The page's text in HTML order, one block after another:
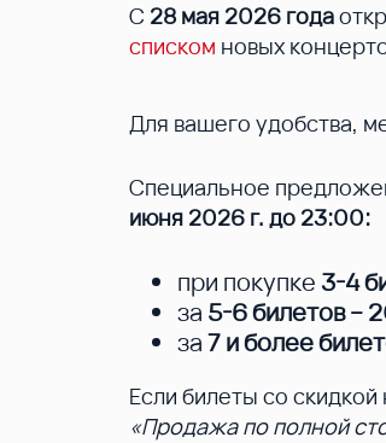
С 28 мая 2026 года
списком новых
Для вашего удобства,
Специальное
июня 2026 г. до 23:00:
при покупке 3-4
за 5-6 билетов –
за7 и более
Если билеты со
«Продажа по полной